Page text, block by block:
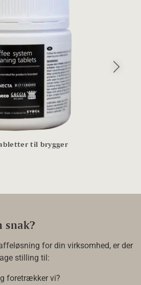
til brygger
Næste
for din virksomhed, er der
stilling til:
foretrækker vi?